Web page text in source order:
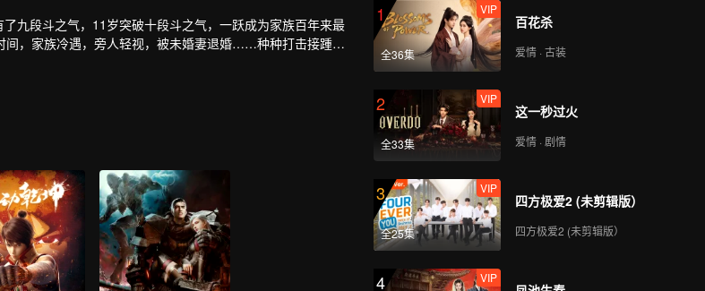
九段斗之气，11岁突破十段斗之气，一跃成为家族百年来最
间，家族冷遇，旁人轻视，被未婚妻退婚……种种打击接踵而
！萧炎重新成为家族年轻一辈中的佼佼者，受到众人的仰
进一步提升自己的修炼级别…
1
全36集
VIP
百花杀
爱情 · 古装
2
全33集
VIP
这一秒过火
爱情 · 剧情
3
全25集
VIP
四方极爱2 (未剪辑版）
四方极爱2 (未剪辑版）
4 VIP